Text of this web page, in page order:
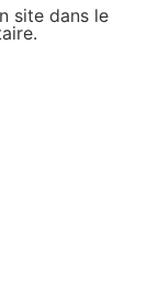
site dans le